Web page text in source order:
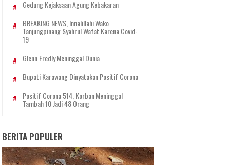
Gedung Kejaksaan Agung Kebakaran
BREAKING NEWS, Innalillahi Wako
Tanjungpinang Syahrul Wafat Karena Covid-
19
Glenn Fredly Meninggal Dunia
Bupati Karawang Dinyatakan Positif Corona
Positif Corona 514, Korban Meninggal
Tambah 10 Jadi 48 Orang
BERITA POPULER